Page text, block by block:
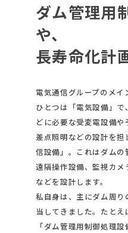
ダム管理用
や、
長寿命化計
電気通信グループのメイ
ひとつは「電気設備」
どに必要な受変電設備
差点照明などの設計を
信設備」。これはダム
遠隔操作設備、監視カ
などを設計します。
私自身は、主にダム周
当してきました。たと
「ダム管理用制御処理